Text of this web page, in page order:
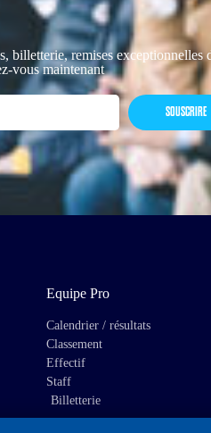
billetterie, remises
vous maintenant
SOUSCRIRE
Equipe Pro
Calendrier / résultats
Classement
Effectif
Staff
Billetterie